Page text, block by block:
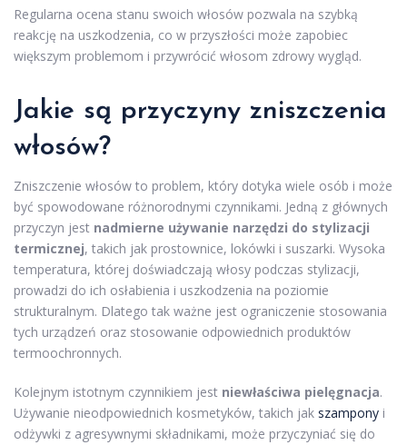
Regularna ocena stanu swoich włosów pozwala na szybką
reakcję na uszkodzenia, co w przyszłości może zapobiec
większym problemom i przywrócić włosom zdrowy wygląd.
Jakie są przyczyny zniszczenia
włosów?
Zniszczenie włosów to problem, który dotyka wiele osób i może
być spowodowane różnorodnymi czynnikami. Jedną z głównych
przyczyn jest nadmierne używanie narzędzi do stylizacji
termicznej, takich jak prostownice, lokówki i suszarki. Wysoka
temperatura, której doświadczają włosy podczas stylizacji,
prowadzi do ich osłabienia i uszkodzenia na poziomie
strukturalnym. Dlatego tak ważne jest ograniczenie stosowania
tych urządzeń oraz stosowanie odpowiednich produktów
termoochronnych.
Kolejnym istotnym czynnikiem jest niewłaściwa pielęgnacja.
Używanie nieodpowiednich kosmetyków, takich jak szampony i
odżywki z agresywnymi składnikami, może przyczyniać się do